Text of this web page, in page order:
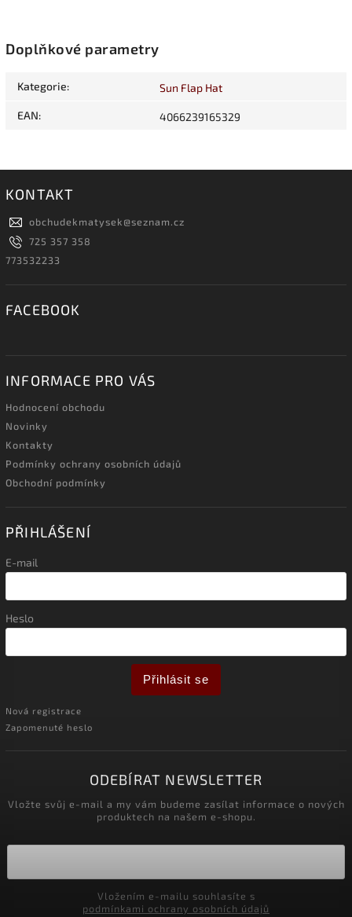
Doplňkové parametry
Kategorie: Sun Flap Hat
EAN: 4066239165329
KONTAKT
obchudekmatysek@seznam.cz
725 357 358
773532233
FACEBOOK
INFORMACE PRO VÁS
Hodnocení obchodu
Novinky
Kontakty
Podmínky ochrany osobních údajů
Obchodní podmínky
PŘIHLÁŠENÍ
E-mail
Heslo
Přihlásit se
Nová registrace
Zapomenuté heslo
ODEBÍRAT NEWSLETTER
Vložte svůj e-mail a my vám budeme zasílat informace o nových
produktech na našem e-shopu.
podmínkami ochrany osobních údajů